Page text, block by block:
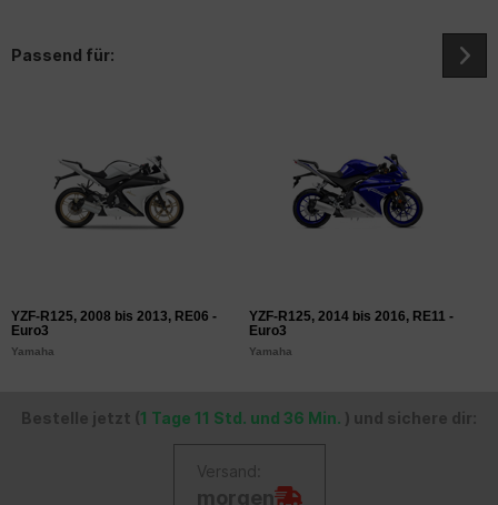
Passend für:
YZF-R125, 2008 bis 2013, RE06 -
Euro3
Yamaha
YZF-R125, 2014 bis 2016, RE11 -
Euro3
Yamaha
Bestelle jetzt (1 Tage 11 Std. und 36 Min. ) und sichere dir:
Versand:
morgen